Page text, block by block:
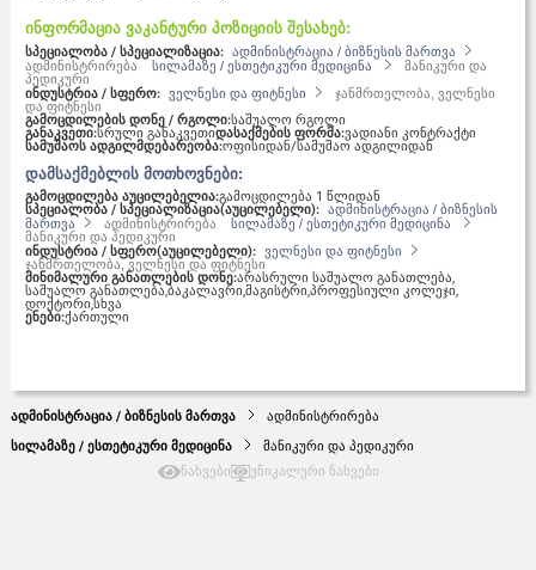
ინფორმაცია ვაკანტური პოზიციის შესახებ:
სპეციალობა / სპეციალიზაცია:
ადმინისტრაცია / ბიზნესის მართვა
ადმინისტრირება
სილამაზე / ესთეტიკური მედიცინა
მანიკური და
პედიკური
ინდუსტრია / სფერო: ველნესი და ფიტნესი
ჯანმრთელობა, ველნესი
და ფიტნესი
გამოცდილების დონე / რგოლი:საშუალო რგოლი
განაკვეთი:სრული განაკვეთიდასაქმების ფორმა:ვადიანი კონტრაქტი
სამუშაოს ადგილმდებარეობა:ოფისიდან/სამუშაო ადგილიდან
დამსაქმებლის მოთხოვნები:
გამოცდილება აუცილებელია:გამოცდილება 1 წლიდან
სპეციალობა / სპეციალიზაცია(აუცილებელი):
ადმინისტრაცია / ბიზნესის
მართვა
ადმინისტრირება
სილამაზე / ესთეტიკური მედიცინა
მანიკური და პედიკური
ინდუსტრია / სფერო(აუცილებელი):
ველნესი და ფიტნესი
ჯანმრთელობა, ველნესი და ფიტნესი
მინიმალური განათლების დონე:არასრული საშუალო განათლება,
საშუალო განათლება,ბაკალავრი,მაგისტრი,პროფესიული კოლეჯი,
დოქტორი,სხვა
ენები:ქართული
ადმინისტრაცია / ბიზნესის მართვა
ადმინისტრირება
სილამაზე / ესთეტიკური მედიცინა
მანიკური და პედიკური
ნახვები
უნიკალური ნახვები